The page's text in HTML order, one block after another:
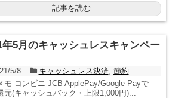
記事を読む
年5月のキャッシュレスキャンペー
5/8 キャッシュレス決済 節約
モ コンビニ JCB ApplePay/Google Payで
元(キャッシュバック・上限1,000円)...